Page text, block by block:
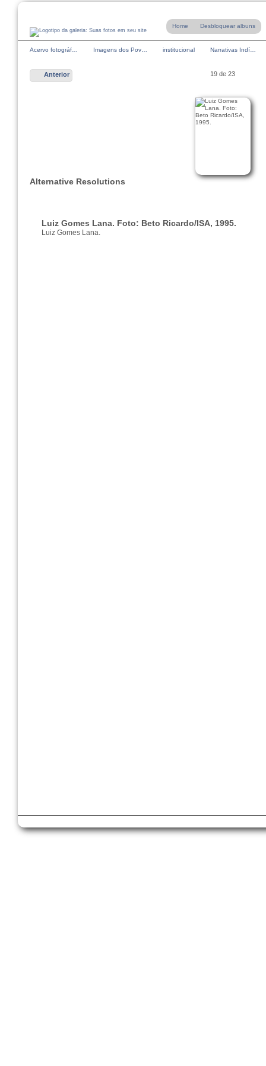
Home Desbloquear albuns
Acervo fotográf… Imagens dos Pov… institucional Narrativas Indí…
Anterior 19 de 23
Alternative Resolutions
Luiz Gomes Lana. Foto: Beto Ricardo/ISA, 1995.
Luiz Gomes Lana.